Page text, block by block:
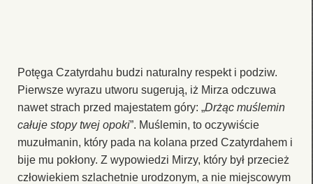
Potęga Czatyrdahu budzi naturalny respekt i podziw.
Pierwsze wyrazu utworu sugerują, iż Mirza odczuwa
nawet strach przed majestatem góry: „Drżąc muślemin
całuje stopy twej opoki”. Muślemin, to oczywiście
muzułmanin, który pada na kolana przed Czatyrdahem i
bije mu pokłony. Z wypowiedzi Mirzy, który był przecież
człowiekiem szlachetnie urodzonym, a nie miejscowym